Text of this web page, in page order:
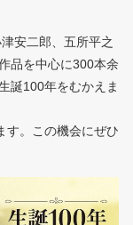
安二郎、五所平之
品を中心に300本余
誕100年をむかえま
す。この機会にぜひ